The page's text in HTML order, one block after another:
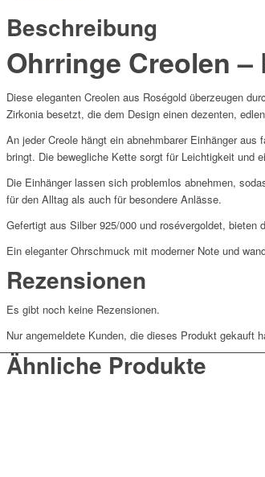
Beschreibung
Ohrringe Creolen
Diese eleganten Creolen aus Roségold überzeugen
Zirkonia besetzt, die dem Design einen dezenten,
An jeder Creole hängt ein abnehmbarer Einhänger
bringt. Die bewegliche Kette sorgt für Leichtigkeit und
Die Einhänger lassen sich problemlos abnehmen,
für den Alltag als auch für besondere Anlässe.
Gefertigt aus Silber 925/000 und rosévergoldet,
Ein eleganter Ohrschmuck mit moderner Note und
Rezensionen
Es gibt noch keine Rezensionen.
Nur angemeldete Kunden, die dieses Produkt gekauft
Ähnliche Produkte